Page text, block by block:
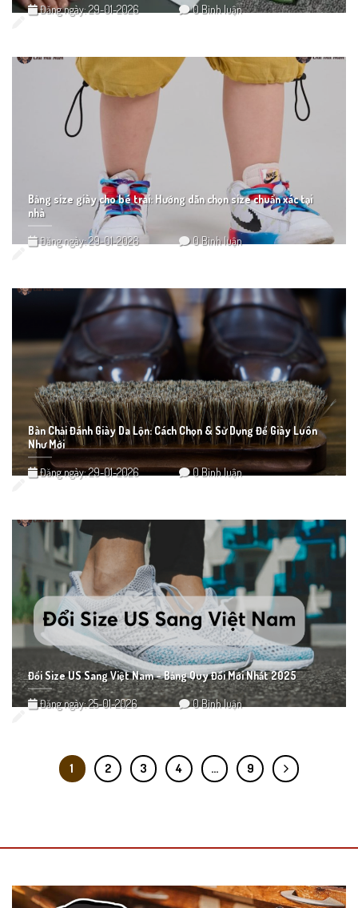
Đăng ngày: 29-01-2026 0 Bình luận
Bảng size giày cho bé trai: Hướng dẫn chọn size chuẩn xác tại
nhà
Đăng ngày: 29-01-2026 0 Bình luận
Bàn Chải Đánh Giày Da Lộn: Cách Chọn & Sử Dụng Để Giày Luôn
Như Mới
Đăng ngày: 29-01-2026 0 Bình luận
Đổi Size US Sang Việt Nam – Bảng Quy Đổi Mới Nhất 2025
Đăng ngày: 25-01-2026 0 Bình luận
1 2 3 4 … 9